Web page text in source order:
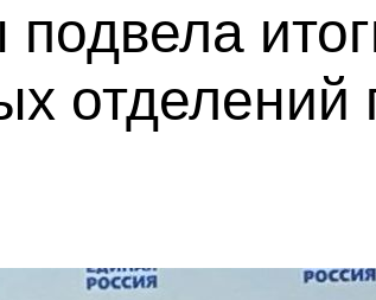
отделений